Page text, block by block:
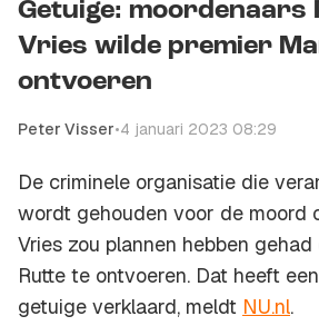
Getuige: moordenaars
Vries wilde premier
ontvoeren
Peter Visser•4 januari 2023 08:29
De criminele organisatie die
wordt gehouden voor de moord
Vries zou plannen hebben
Rutte te ontvoeren. Dat heeft
getuige verklaard, meldt NU.nl.